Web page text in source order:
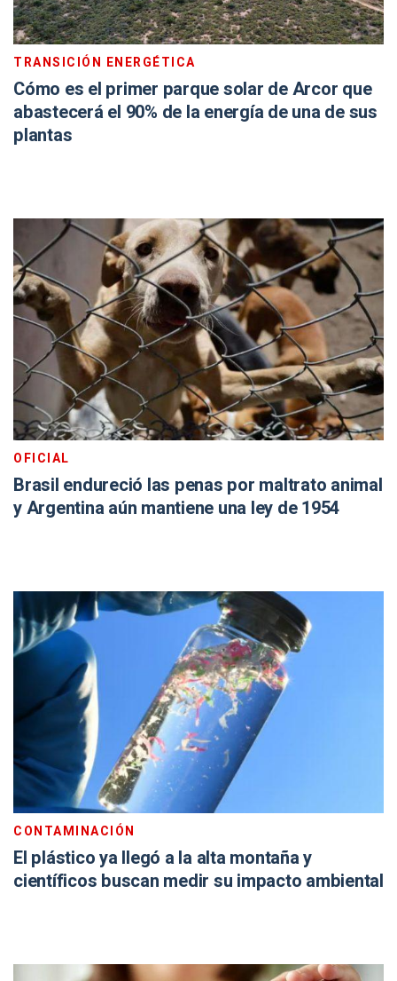
TRANSICIÓN ENERGÉTICA
Cómo es el primer parque solar de Arcor que
abastecerá el 90% de la energía de una de sus
plantas
OFICIAL
Brasil endureció las penas por maltrato animal
y Argentina aún mantiene una ley de 1954
CONTAMINACIÓN
El plástico ya llegó a la alta montaña y
científicos buscan medir su impacto ambiental